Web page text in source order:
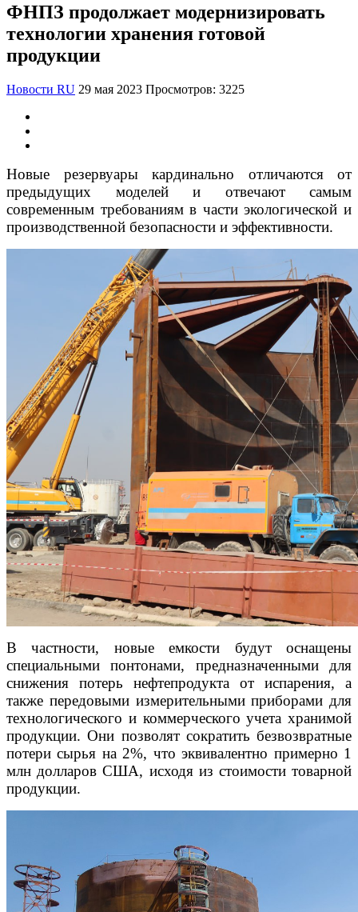
ФНПЗ продолжает модернизировать
технологии хранения готовой
продукции
Новости RU 29 мая 2023 Просмотров: 3225
Новые резервуары кардинально отличаются от
предыдущих моделей и отвечают самым
современным требованиям в части экологической и
производственной безопасности и эффективности.
В частности, новые емкости будут оснащены
специальными понтонами, предназначенными для
снижения потерь нефтепродукта от испарения, а
также передовыми измерительными приборами для
технологического и коммерческого учета хранимой
продукции. Они позволят сократить безвозвратные
потери сырья на 2%, что эквивалентно примерно 1
млн долларов США, исходя из стоимости товарной
продукции.